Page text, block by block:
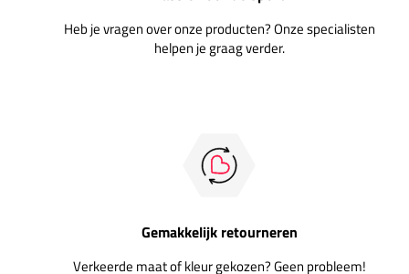
Heb je vragen over onze producten? Onze specialisten
helpen je graag verder.
Gemakkelijk retourneren
Verkeerde maat of kleur gekozen? Geen probleem!